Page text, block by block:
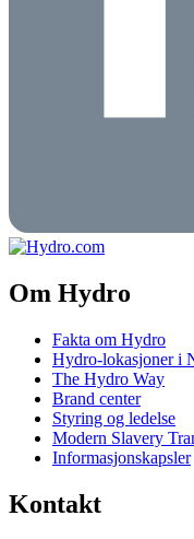
Om Hydro
Fakta om Hydro
Hydro-lokasjoner i
The Hydro Way
Brand center
Styring og ledelse
Modern Slavery
Informasjonskapsler
Kontakt